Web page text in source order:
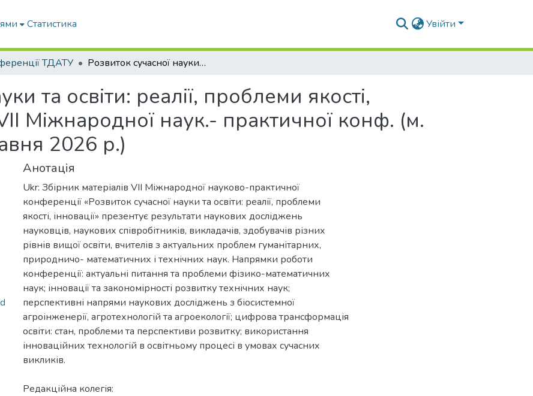
Статистика Увійти
ТДАТУ Розвиток сучасної науки та освіти: реалії, проблеми якості, інновації: матеріали VІІ Міжнародної наук.- практичної конф. (м. Запоріжжя, 20-22 травня 2026 р.)
та освіти: реалії, проблеми якості,
Міжнародної наук.- практичної конф. (м.
2026 р.)
Анотація
Ukr: Збірник матеріалів VІІ Міжнародної науково-практичної
конференції «Розвиток сучасної науки та освіти: реалії, проблеми
якості, інновації» презентує результати наукових досліджень
науковців, наукових співробітників, викладачів, здобувачів різних
рівнів вищої освіти, вчителів з актуальних проблем гуманітарних,
природничо- математичних і технічних наук. Напрямки роботи
конференції: актуальні питання та проблеми фізико-математичних
наук; інновації та закономірності розвитку технічних наук;
перспективні напрями наукових досліджень з біосистемної
агроінженерії, агротехнологій та агроекології; цифрова трансформація
освіти: стан, проблеми та перспективи розвитку; використання
інноваційних технологій в освітньому процесі в умовах сучасних
викликів.
Редакційна колегія: